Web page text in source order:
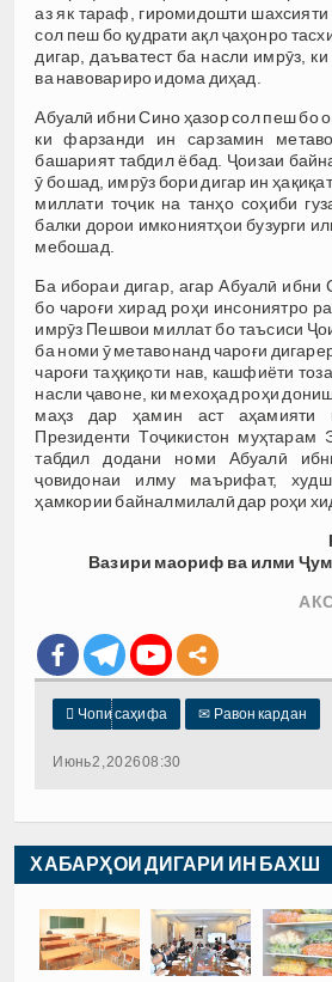
аз як тараф, гиромидошти шахсияти
сол пеш бо қудрати ақл ҷаҳонро
дигар, даъватест ба насли имрӯз,
ва навовариро идома диҳад.
Абуалӣ ибни Сино ҳазор сол пеш бо
ки фарзанди ин сарзамин
башарият табдил ёбад. Ҷоизаи
ӯ бошад, имрӯз бори дигар ин
миллати тоҷик на танҳо соҳиби
балки дорои имкониятҳои бузурги
мебошад.
Ба ибораи дигар, агар Абуалӣ ибни
бо чароғи хирад роҳи инсониятро
имрӯз Пешвои миллат бо таъсиси
ба номи ӯ метавонанд чароғи
чароғи таҳқиқоти нав, кашфиёти
насли ҷавоне, ки мехоҳад роҳи
маҳз дар ҳамин аст аҳамияти
Президенти Тоҷикистон
табдил додани номи Абуалӣ
ҷовидонаи илму маърифат,
ҳамкории байналмилалӣ дар роҳи
Вазири маориф ва илми
 Чопи саҳифа ✉ Равон кардан
Июнь 2, 2026 08:30
ХАБАРҲОИ ДИГАРИ ИН БАХШ